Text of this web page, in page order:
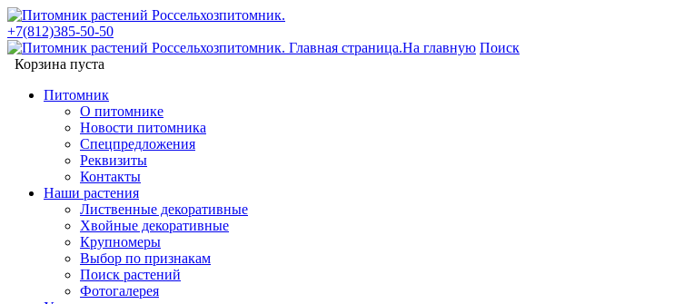
+7(812)385-50-50
На главную Поиск
Корзина пуста
Питомник
О питомнике
Новости питомника
Спецпредложения
Реквизиты
Контакты
Наши растения
Лиственные декоративные
Хвойные декоративные
Крупномеры
Выбор по признакам
Поиск растений
Фотогалерея